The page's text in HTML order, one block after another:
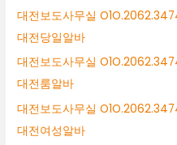
대전보도사무실
대전당일알바
대전보도사무실
대전룸알바
대전보도사무실
대전여성알바